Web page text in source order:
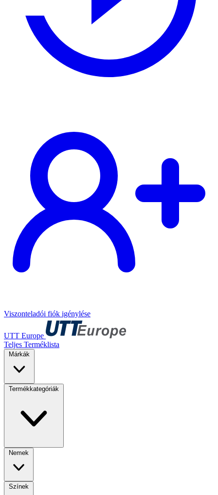
Viszonteladói fiók igénylése
UTT Europe
Teljes Terméklista
Márkák
Termékkategóriák
Nemek
Színek